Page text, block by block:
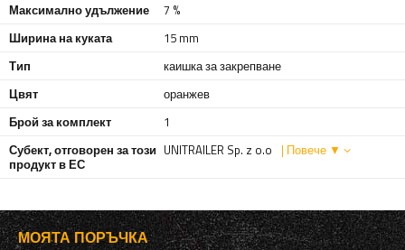
Максимално удължение
7 %
Ширина на куката
15 mm
Тип
каишка за закрепване
Цвят
оранжев
Брой за комплект
1
Субект, отговорен за този
продукт в ЕС
UNITRAILER Sp. z o.o | Повече ▼
МОЯТА ПОРЪЧКА